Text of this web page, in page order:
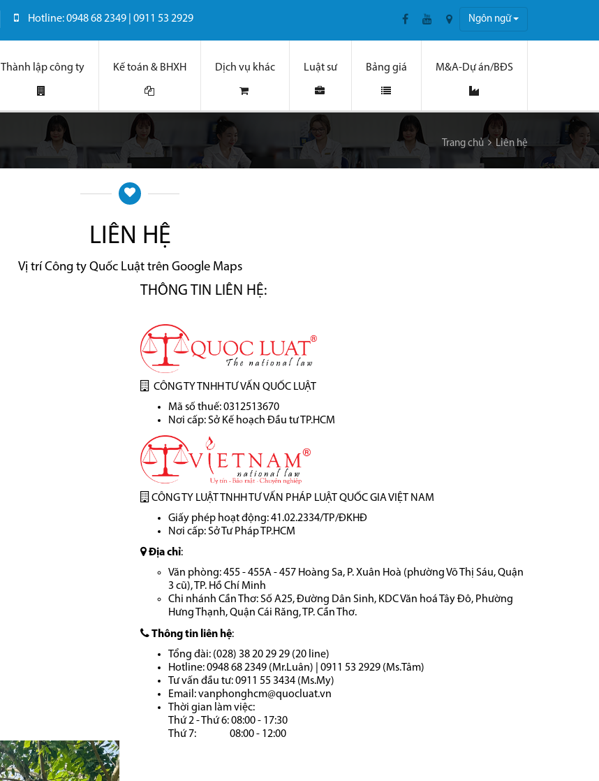
Hotline: 0948 68 2349 | 0911 53 2929 Ngôn ngữ
Thành lập công ty Kế toán & BHXH Dịch vụ khác Luật sư Bảng giá M&A-Dự án/BĐS
Trang chủ Liên hệ
LIÊN HỆ
Vị trí Công ty Quốc Luật trên Google Maps
THÔNG TIN LIÊN HỆ:
CÔNG TY TNHH TƯ VẤN QUỐC LUẬT
Mã số thuế:0312513670
Nơi cấp: Sở Kế hoạch Đầu tư TP.HCM
CÔNG TY LUẬT TNHH TƯ VẤN PHÁP LUẬT QUỐC GIA VIỆT NAM
Giấy phép hoạt động:41.02.2334/TP/ĐKHĐ
Nơi cấp: Sở Tư Pháp TP.HCM
Địa chỉ:
Văn phòng: 455 - 455A - 457 Hoàng Sa, P. Xuân Hoà (phường Võ Thị Sáu, Quận
3 cũ), TP. Hồ Chí Minh
Chi nhánh Cần Thơ: Số A25, Đường Dân Sinh, KDC Văn hoá Tây Đô, Phường
Hưng Thạnh, Quận Cái Răng, TP. Cần Thơ.
Thông tin liên hệ:
Tổng đài: (028) 38 20 29 29 (20 line)
Hotline: 0948 68 2349 (Mr.Luân) | 0911 53 2929 (Ms.Tâm)
Tư vấn đầu tư: 0911 55 3434 (Ms.My)
Email:vanphonghcm@quocluat.vn
Thời gian làm việc:
Thứ 2 - Thứ 6: 08:00 - 17:30
Thứ 7: 08:00 - 12:00